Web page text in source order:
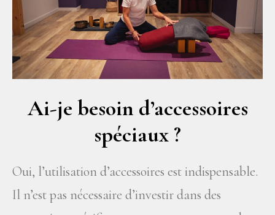
Ai-je besoin d’accessoires
spéciaux ?
Oui, l’utilisation d’accessoires est indispensable.
Il n’est pas nécessaire d’investir dans des